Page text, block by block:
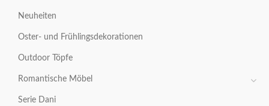
Neuheiten
Oster- und Frühlingsdekorationen
Outdoor Töpfe
Romantische Möbel
Serie Dani